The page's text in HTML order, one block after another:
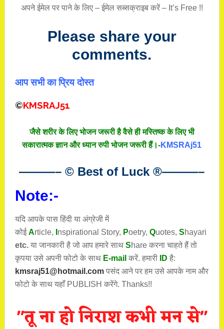
अपने ईमेल पर पाने के लिए – ईमेल सब्सक्राइब करें – It’s Free !!
Please share your
comments.
आप सभी का प्रिय दोस्त
©KMSRAJ51
जैसे शरीर के लिए भोजन जरूरी है वैसे ही मस्तिष्क के लिए भी
सकारात्मक ज्ञान और ध्यान रुपी भोजन जरूरी हैं।-KMSRAj51
———– © Best of Luck®———–
Note:-
यदि आपके पास हिंदी या अंग्रेजी में
कोईArticle, nspirational Story, Poetry, Quotes, Shayari
etc.या जानकारी है जो आप हमारे साथShare करना चाहते हैं तो
कृपया उसे अपनी फोटो के साथ E-mail करें. हमारी ID है:
kmsraj51@hotmail.com पसंद आने पर हम उसे आपके नाम और
फोटो के साथ यहाँ PUBLISH करेंगे. Thanks!!